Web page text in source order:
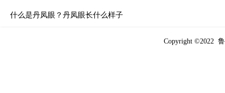
什么是丹凤眼？丹凤眼长什么样子
Copyright ©2022